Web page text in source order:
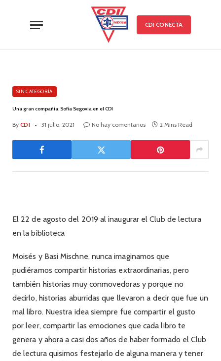
CDI CONECTA
SIN CATEGORÍA
Una gran compañía, Sofía Segovia en el CDI
By CDI 31 julio, 2021 No hay comentarios 2 Mins Read
El 22 de agosto del 2019 al inaugurar el Club de lectura
en la biblioteca
Moisés y Basi Mischne, nunca imaginamos que
pudiéramos compartir historias extraordinarias, pero
también historias muy conmovedoras y porque no
decirlo, historias aburridas que llevaron a decir que fue un
mal libro. Nuestra idea siempre fue compartir el gusto
por leer, compartir las emociones que cada libro te
genera y ahora a casi dos años de haber formado el Club
de lectura quisimos festejarlo de alguna manera y tener